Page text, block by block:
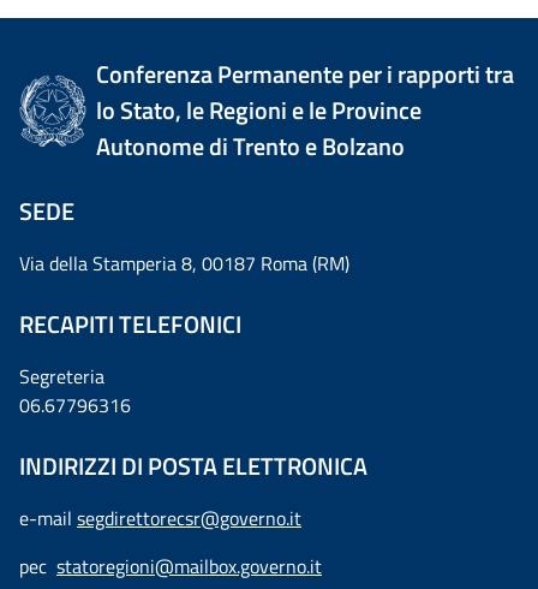
Conferenza Permanente per i rapporti tra
lo Stato, le Regioni e le Province
Autonome di Trento e Bolzano
SEDE
Via della Stamperia 8, 00187 Roma (RM)
RECAPITI TELEFONICI
Segreteria
06.67796316
INDIRIZZI DI POSTA ELETTRONICA
e-mail segdirettorecsr@governo.it
pec statoregioni@mailbox.governo.it